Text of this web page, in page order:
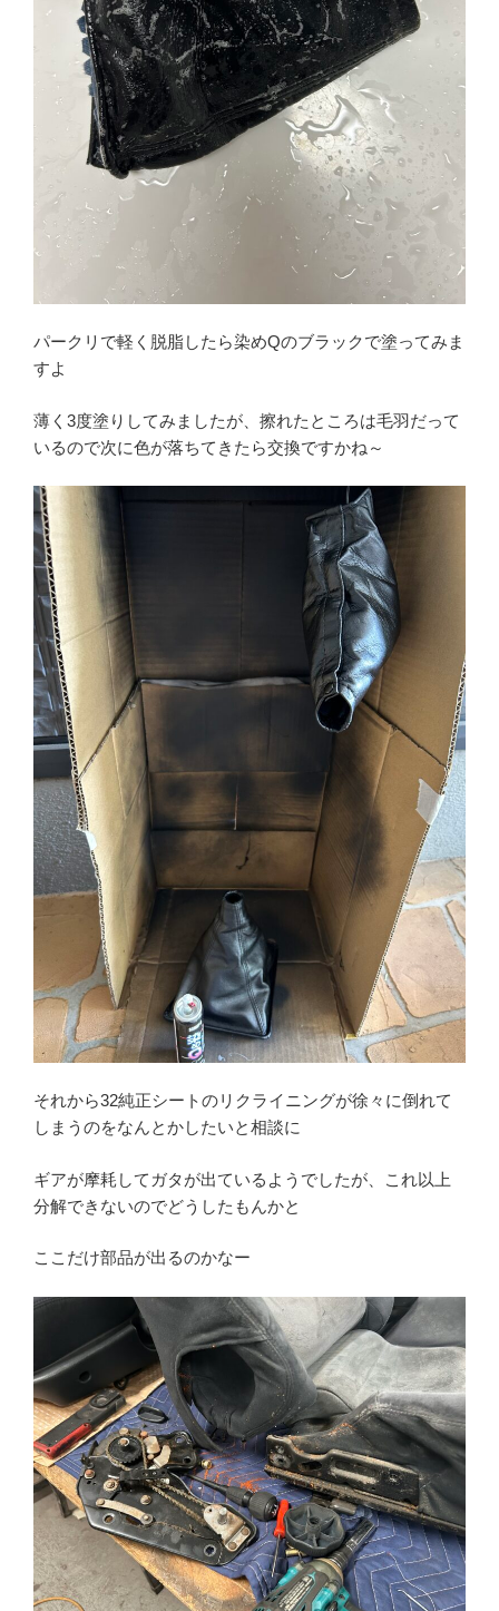
パークリで軽く脱脂したら染めQのブラックで塗ってみま
すよ
薄く3度塗りしてみましたが、擦れたところは毛羽だって
いるので次に色が落ちてきたら交換ですかね～
それから32純正シートのリクライニングが徐々に倒れて
しまうのをなんとかしたいと相談に
ギアが摩耗してガタが出ているようでしたが、これ以上
分解できないのでどうしたもんかと
ここだけ部品が出るのかなー